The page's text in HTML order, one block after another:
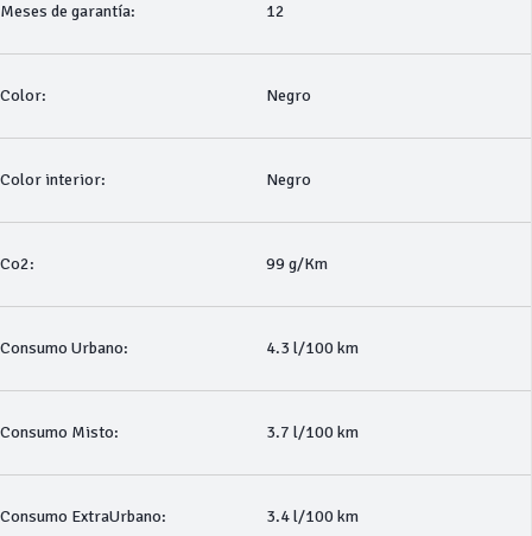
Meses de garantía: 12
Color: Negro
Color interior: Negro
Co2: 99 g/Km
Consumo Urbano: 4.3 l/100 km
Consumo Misto: 3.7 l/100 km
Consumo ExtraUrbano: 3.4 l/100 km